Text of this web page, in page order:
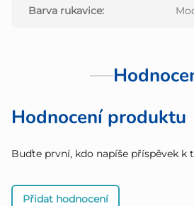
Barva rukavice:
Hodnocení produktu
Buďte první, kdo napíše příspěvek k
Přidat hodnocení